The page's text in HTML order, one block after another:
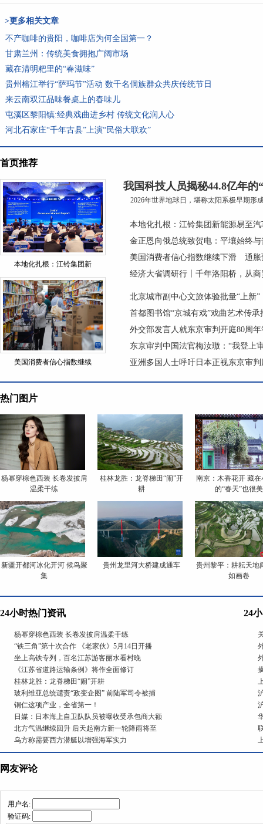
>更多相关文章
不产咖啡的贵阳，咖啡店为何全国第一？
甘肃兰州：传统美食拥抱广阔市场
藏在清明粑里的“春滋味”
贵州榕江举行“萨玛节”活动 数千名侗族群众共庆传统节日
来云南双江品味餐桌上的春味儿
屯溪区黎阳镇:经典戏曲进乡村 传统文化润人心
河北石家庄“千年古县”上演“民俗大联欢”
首页推荐
本地化扎根：江铃集团新
美国消费者信心指数继续
我国科技人员揭秘44.8亿年的
2026年世界地球日，堪称太阳系极早期形
本地化扎根：江铃集团新能源易至
金正恩向俄总统致贺电：平壤始终
美国消费者信心指数继续下滑 通胀
经济大省调研行丨千年洛阳桥，从
北京城市副中心文旅体验批量“上新”
首都图书馆“京城有戏”戏曲艺术传
外交部发言人就东京审判开庭80周
东京审判中国法官梅汝璈：“我登上
亚洲多国人士呼吁日本正视东京审
热门图片
杨幂穿棕色西装 长卷发披肩
温柔干练
桂林龙胜：龙脊梯田“闹”开
耕
南京：木香花开 藏在
的“春天”也很美
新疆开都河冰化开河 候鸟聚
集
贵州龙里河大桥建成通车
贵州黎平：耕耘天地
如画卷
24小时热门资讯
杨幂穿棕色西装 长卷发披肩温柔干练
“铁三角”第十次合作 《老家伙》5月14日开播
坐上高铁专列，百名江苏游客丽水看村晚
《江苏省道路运输条例》将作全面修订
桂林龙胜：龙脊梯田“闹”开耕
玻利维亚总统谴责“政变企图” 前陆军司令被捕
铜仁这项产业，全省第一！
日媒：日本海上自卫队队员被曝收受承包商大额
北方气温继续回升 后天起南方新一轮降雨将至
乌方称需要西方潜艇以增强海军实力
24
网友评论
用户名:
验证码: